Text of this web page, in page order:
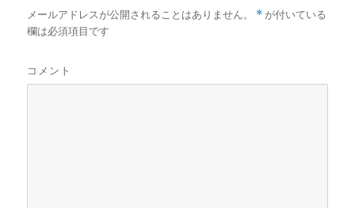
メールアドレスが公開されることはありません。 * が付いている
欄は必須項目です
コメント